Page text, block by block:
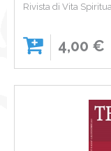
Rivista di Vita
4,00 €